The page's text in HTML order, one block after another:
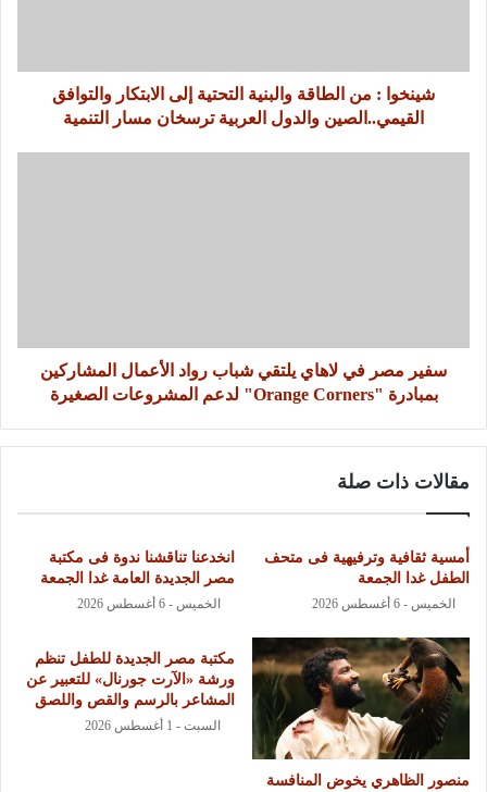
شينخوا : من الطاقة والبنية التحتية إلى الابتكار والتوافق
القيمي..الصين والدول العربية ترسخان مسار التنمية
سفير مصر في لاهاي يلتقي شباب رواد الأعمال المشاركين
بمبادرة "Orange Corners" لدعم المشروعات الصغيرة
مقالات ذات صلة
أمسية ثقافية وترفيهية فى متحف
الطفل غدا الجمعة
الخميس - 6 أغسطس 2026
انخدعنا تناقشنا ندوة فى مكتبة
مصر الجديدة العامة غدا الجمعة
الخميس - 6 أغسطس 2026
منصور الظاهري يخوض المنافسة
مكتبة مصر الجديدة للطفل تنظم
ورشة «الآرت جورنال» للتعبير عن
المشاعر بالرسم والقص واللصق
السبت - 1 أغسطس 2026